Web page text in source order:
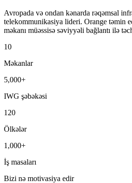
Avropada və ondan kənarda rəqəmsal
telekommunikasiya lideri. Orange təmin
məkanı müəssisə səviyyəli bağlantı ilə
10
Məkanlar
5,000+
IWG şəbəkəsi
120
Ölkələr
1,000+
İş masaları
Bizi nə motivasiya edir